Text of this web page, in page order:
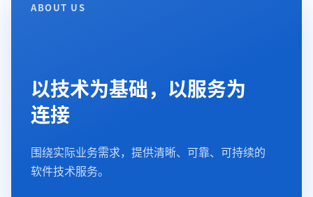
ABOUT US
以技术为基础，以服务为
连接
围绕实际业务需求，提供清晰、可靠、可持续的
软件技术服务。